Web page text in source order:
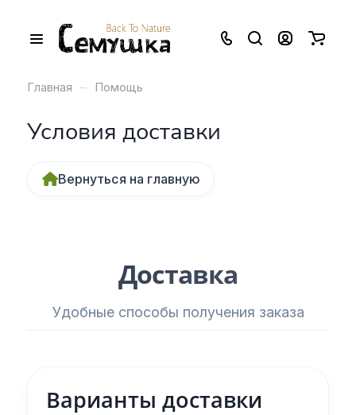
Главная – Помощь
Условия доставки
Вернуться на главную
Доставка
Удобные способы получения заказа
Варианты доставки